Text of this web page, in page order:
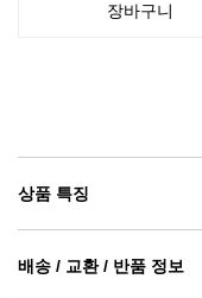
장바구니
상품 특징
배송 / 교환 / 반품 정보